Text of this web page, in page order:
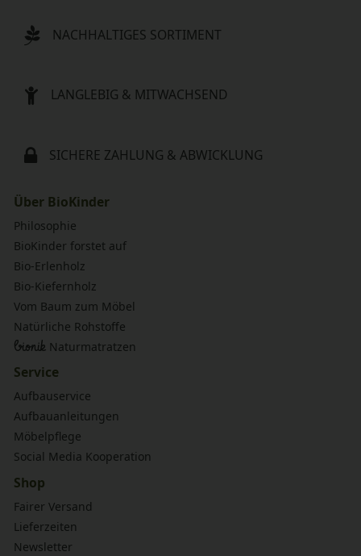
NACHHALTIGES SORTIMENT
LANGLEBIG & MITWACHSEND
SICHERE ZAHLUNG & ABWICKLUNG
Über BioKinder
Philosophie
BioKinder forstet auf
Bio-Erlenholz
Bio-Kiefernholz
Vom Baum zum Möbel
Natürliche Rohstoffe
bionik Naturmatratzen
Service
Aufbauservice
Aufbauanleitungen
Möbelpflege
Social Media Kooperation
Shop
Fairer Versand
Lieferzeiten
Newsletter